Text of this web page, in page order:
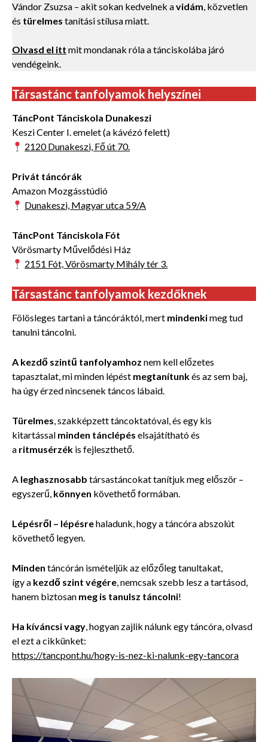
Vándor Zsuzsa – akit sokan kedvelnek avidám, közvetlen
és türelmes tanítási stílusa miatt.
Olvasd el itt mit mondanak róla a tánciskolába járó
vendégeink.
Társastánc tanfolyamok helyszínei
TáncPont Tánciskola Dunakeszi
Keszi Center I. emelet (a kávézó felett)
2120 Dunakeszi, Fő út 70.
Privát táncórák
Amazon Mozgásstúdió
Dunakeszi, Magyar utca 59/A
TáncPont Tánciskola Fót
Vörösmarty Művelődési Ház
2151 Fót, Vörösmarty Mihály tér 3.
Társastánc tanfolyamok kezdőknek
Fölösleges tartani a táncóráktól, mert mindenkimeg tud
tanulni táncolni.
A kezdő szintű tanfolyamhoz nem kell előzetes
tapasztalat, mi minden lépést megtanítunkés az sem baj,
ha úgy érzed nincsenek táncos lábaid.
Türelmes, szakképzett táncoktatóval, és egy kis
kitartással minden tánclépés elsajátítható és
a ritmusérzék is fejleszthető.
A leghasznosabb társastáncokat tanítjuk meg először –
egyszerű, könnyen követhető formában.
Lépésről – lépésrehaladunk, hogy a táncóra abszolút
követhető legyen.
Minden táncórán ismételjük az előzőleg tanultakat,
így a kezdő szint végére, nemcsak szebb lesz a tartásod,
hanem biztosan meg is tanulsz táncolni!
Ha kíváncsi vagy, hogyan zajlik nálunk egy táncóra, olvasd
el ezt a cikkünket:
https://tancpont.hu/hogy-is-nez-ki-nalunk-egy-tancora